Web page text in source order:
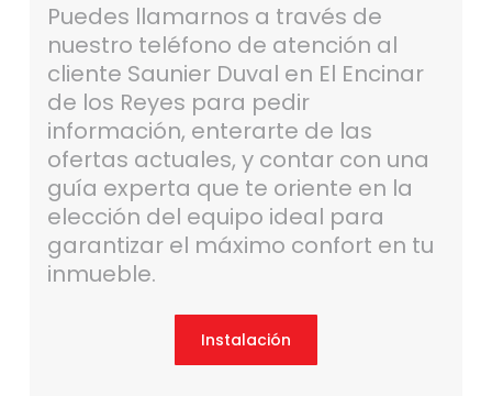
Puedes llamarnos a través de
nuestro teléfono de atención al
cliente Saunier Duval en El Encinar
de los Reyes para pedir
información, enterarte de las
ofertas actuales, y contar con una
guía experta que te oriente en la
elección del equipo ideal para
garantizar el máximo confort en tu
inmueble.
Instalación